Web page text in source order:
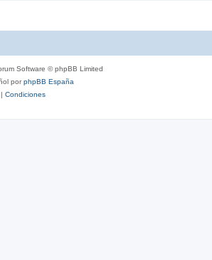
Software © phpBB Limited
porphpBB España
| Condiciones